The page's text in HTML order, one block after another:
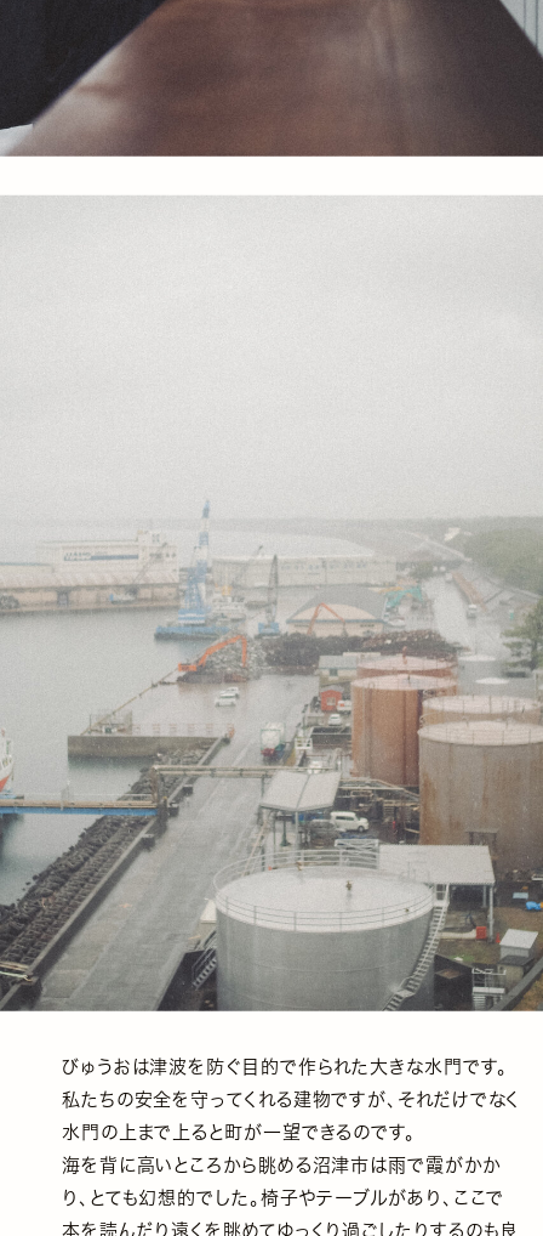
びゅうおは津波を防ぐ目的で作られた大きな水門です。
私たちの安全を守ってくれる建物ですが、それだけでなく
水門の上まで上ると町が一望できるのです。
海を背に高いところから眺める沼津市は雨で霞がかか
り、とても幻想的でした。椅子やテーブルがあり、ここで
本を読んだり遠くを眺めてゆっくり過ごしたりするのも良